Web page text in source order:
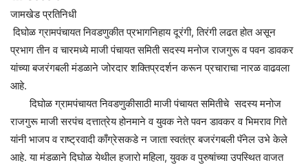
जामखेड प्रतिनिधी
दिघोळ ग्रामपंचायत निवडणुकीत प्रभागनिहाय दूरंगी, तिरंगी लढत होत असून
प्रभाग तीन व चारमध्ये माजी पंचायत समिती सदस्य मनोज राजगुरू व पवन डावकर
यांच्या बजरंगबली मंडळाने जोरदार शक्तिप्रदर्शन करून प्रचाराचा नारळ वाढवला
आहे.
दिघोळ ग्रामपंचायत निवडणुकीसाठी माजी पंचायत समितीचे सदस्य मनोज
राजगुरू माजी सरपंच दत्तात्रेय होनमाने व युवक नेते पवन डावकर व भिमराव गिते
यांनी भाजप व राष्ट्रवादी काँग्रेसकडे न जाता स्वतंत्र बजरंगबली पॅनेल उभे केले
आहे. या मंडळाने दिघोळ येथील हजारो महिला, युवक व पुरुषांच्या उपस्थित वाजत